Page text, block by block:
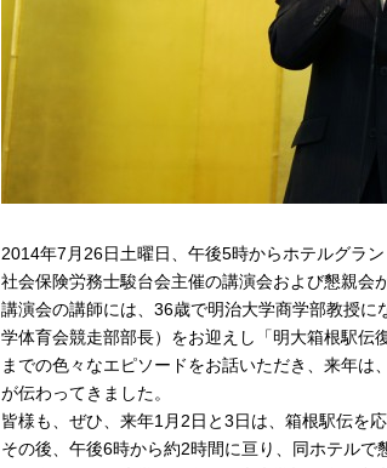
2014年7月26日土曜日、午後5時からホテルグラ
社会保険労務士駿台会主催の講演会および懇親会
講演会の講師には、36歳で明治大学商学部教
学体育会競走部部長）をお迎えし「明大箱根駅伝
までの色々なエピソードをお話いただき、来年
が伝わってきました。
皆様も、ぜひ、来年1月2日と3日は、箱根駅伝を応
その後、午後6時から約2時間に亘り、同ホテル